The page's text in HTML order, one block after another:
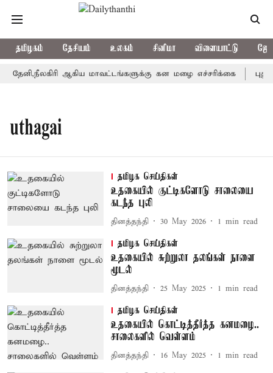
தமிழகம் தேசியம் உலகம் சினிமா விளையாட்டு
ஆகிய மாவட்டங்களுக்கு கன மழை எச்சரிக்கை
uthagai
தமிழக செய்திகள்
உதகையில் குட்டிகளோடு சாலையை
கடந்த புலி
தினத்தந்தி 30 May 2026 1 min read
தமிழக செய்திகள்
உதகையில் சுற்றுலா தலங்கள் நாளை
மூடல்
தினத்தந்தி 25 May 2025 1 min read
தமிழக செய்திகள்
உதகையில் கொட்டித்தீர்த்த கனமழை..
சாலைகளில் வெள்ளம்
தினத்தந்தி 16 May 2025 1 min read